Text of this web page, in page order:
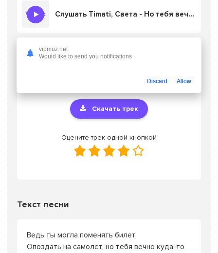
Слушать Timati, Света - Но тебя вечно куда то несёт дорога в аэропорт
Скачать песню Timati, Света - Но тебя
Скачать трек
Оцените трек одной кнопкой
Текст песни
Ведь ты могла поменять билет.
Опоздать на самолёт, но тебя вечно куда-то
vipmuz.net
Would like to send you notifications
Discard Allow